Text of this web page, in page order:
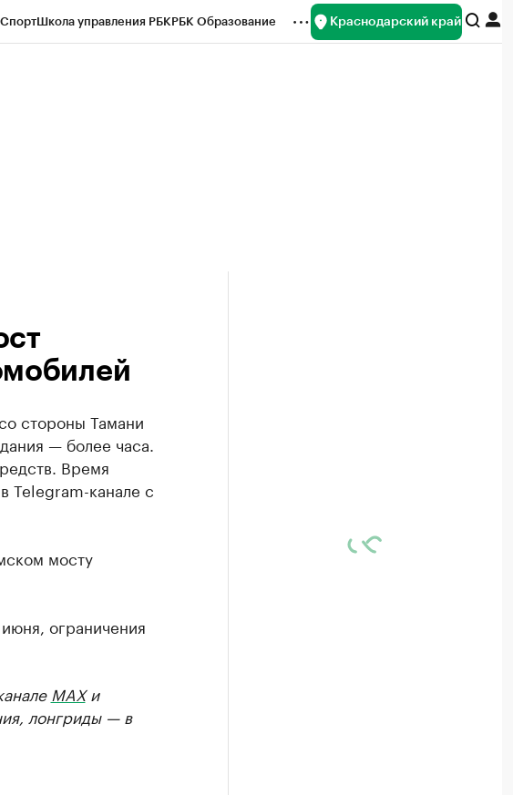
СпортШкола управления РБКРБК Образование Краснодарский край
стороны Тамани
— более часа.
Время
Telegram-канале с
мосту
ограничения
MAXи
лонгриды — в